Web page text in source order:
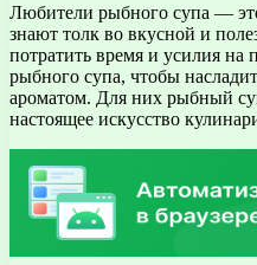
Любители рыбного супа —
знают толк во вкусной и
потратить время и усилия на
рыбного супа, чтобы
ароматом. Для них рыбный
настоящее искусство